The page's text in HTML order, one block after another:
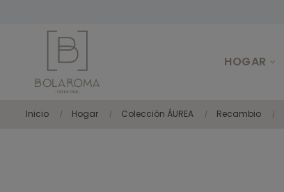
HOGAR
Inicio Hogar Colección ÁUREA Recambio